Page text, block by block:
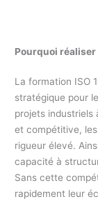
Pourquoi réaliser
La formation ISO
stratégique pour
projets industriels
et compétitive,
rigueur élevé.
capacité à
Sans cette
rapidement leur